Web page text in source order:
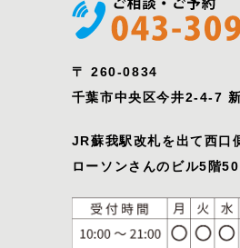
〒 260-0834
千葉市中央区今井2-4-7
JR蘇我駅改札を出て西口
ローソンさんのビル5階